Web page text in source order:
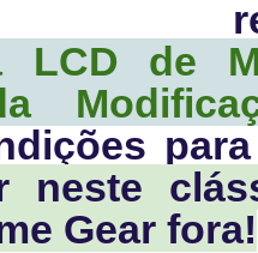
LCD de
neste
Gear fora!